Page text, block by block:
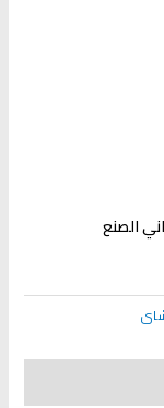
الصنع